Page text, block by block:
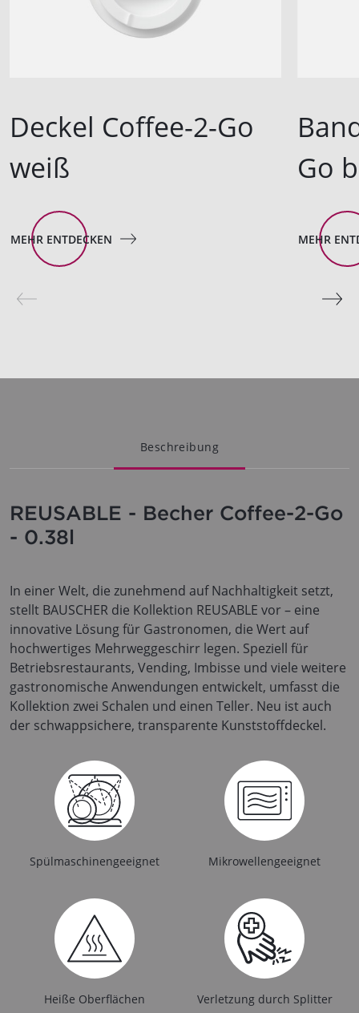
Deckel Coffee-2-Go
weiß
MEHR ENTDECKEN
Go
MEHR
Beschreibung
REUSABLE - Becher Coffee-2-Go
- 0.38l
In einer Welt, die zunehmend auf Nachhaltigkeit setzt,
stellt BAUSCHER die Kollektion REUSABLE vor – eine
innovative Lösung für Gastronomen, die Wert auf
hochwertiges Mehrweggeschirr legen. Speziell für
Betriebsrestaurants, Vending, Imbisse und viele weitere
gastronomische Anwendungen entwickelt, umfasst die
Kollektion zwei Schalen und einen Teller. Neu ist auch
der schwappsichere, transparente Kunststoffdeckel.
Spülmaschinengeeignet Mikrowellengeeignet
Heiße Oberflächen Verletzung durch Splitter